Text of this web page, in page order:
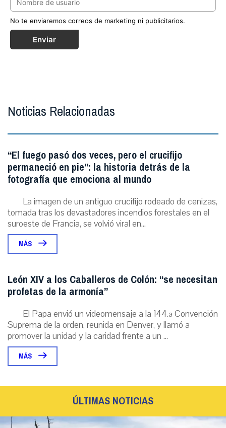
No te enviaremos correos de marketing ni publicitarios.
Enviar
Noticias Relacionadas
“El fuego pasó dos veces, pero el crucifijo
permaneció en pie”: la historia detrás de la
fotografía que emociona al mundo
La imagen de un antiguo crucifijo rodeado de cenizas,
tomada tras los devastadores incendios forestales en el
suroeste de Francia, se volvió viral en...
MÁS
León XIV a los Caballeros de Colón: “se necesitan
profetas de la armonía”
El Papa envió un videomensaje a la 144.ª Convención
Suprema de la orden, reunida en Denver, y llamó a
promover la unidad y la caridad frente a un ...
MÁS
ÚLTIMAS NOTICIAS